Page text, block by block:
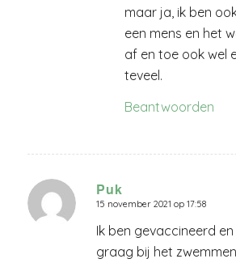
maar ja, ik ben
een mens en het
af en toe ook wel
teveel.
Beantwoorden
Puk
zegt:
15 november 2021 op 17:58
Ik ben gevaccineerd
graag bij het